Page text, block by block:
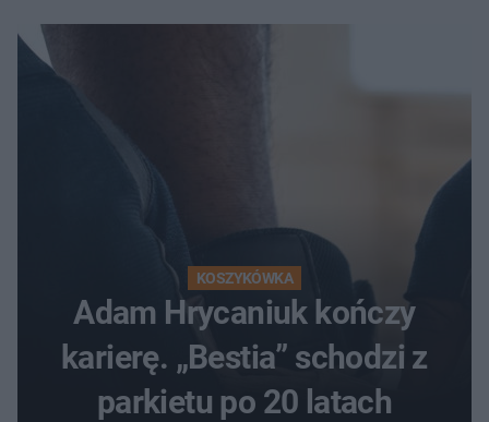
KOSZYKÓWKA
Adam Hrycaniuk kończy
karierę. „Bestia” schodzi z
parkietu po 20 latach